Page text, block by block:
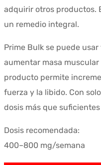
$68.06.
adquirir otros productos.
un remedio integral.
Prime Bulk se puede
aumentar masa
producto permite
fuerza y la libido. Con
dosis más que
Dosis recomendada:
400–800 mg/semana